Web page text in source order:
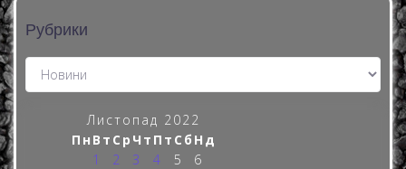
Рубрики
Листопад 2022
Пн Вт Ср Чт Пт Сб Нд
1
2 3 4 5
6